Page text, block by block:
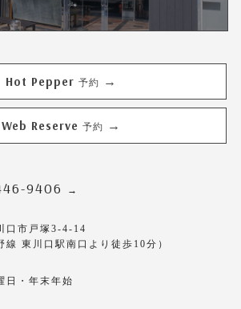
Hot Pepper 予約 →
Web Reserve 予約 →
9406 →
口市戸塚3-4-14
線 東川口駅南口より徒歩10分）
日・年末年始